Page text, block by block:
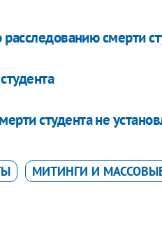
смерти
студента не
МИТИНГИ И